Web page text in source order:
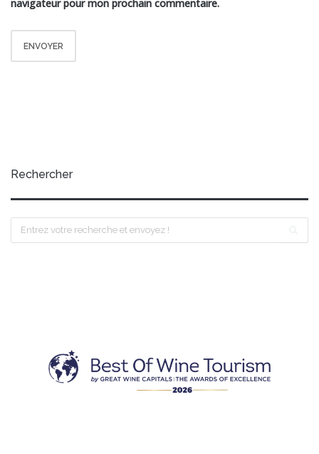
navigateur pour mon prochain commentaire.
Rechercher